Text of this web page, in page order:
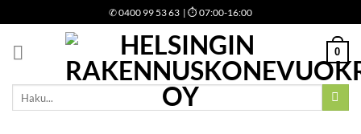
to
content
✆0400 99 53 63 | ⏱ 07:00-16:00
0
Etsi: